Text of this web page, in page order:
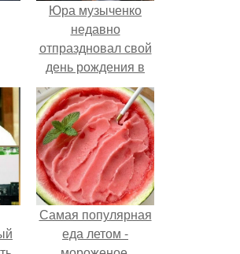
Юра музыченко
недавно
отпраздновал свой
день рождения в
кругу самых
близких и родных
людей.
Самая популярная
еда летом -